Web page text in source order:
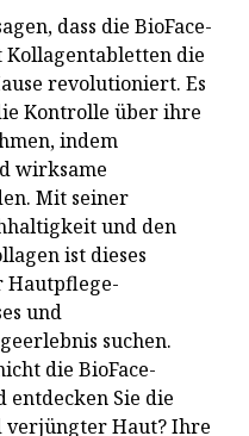
dass die BioFace-
Kollagentabletten die
revolutioniert. Es
Kontrolle über ihre
indem
wirksame
Mit seiner
und den
ist dieses
Hautpflege-
und
suchen.
die BioFace-
entdecken Sie die
verjüngter Haut? Ihre